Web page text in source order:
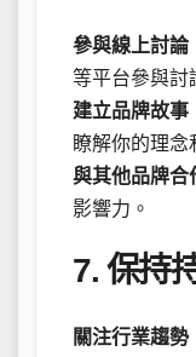
參與線上討論
等平台參與討
建立品牌故事
瞭解你的理念
與其他品牌合
影響力。
7. 保持
關注行業趨勢